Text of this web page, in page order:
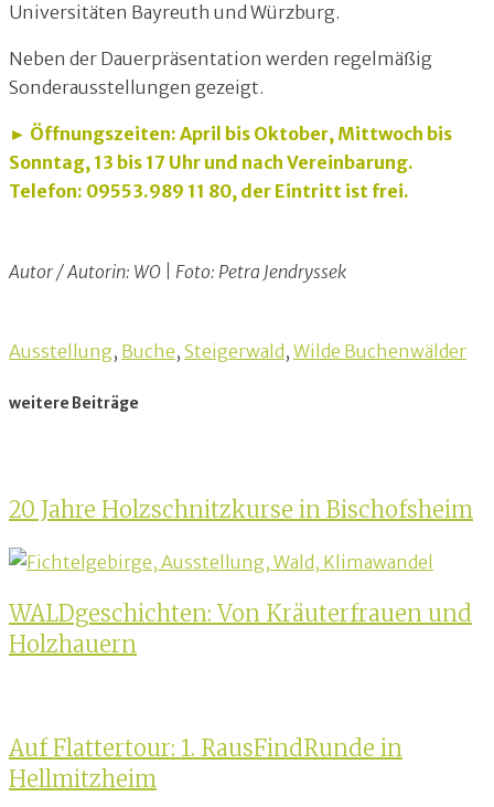
Universitäten Bayreuth und Würzburg.
Neben der Dauerpräsentation werden regelmäßig
Sonderausstellungen gezeigt.
► Öffnungszeiten: April bis Oktober, Mittwoch bis
Sonntag, 13 bis 17 Uhr und nach Vereinbarung.
Telefon: 09553.989 11 80, der Eintritt ist frei.
Autor / Autorin: WO | Foto: Petra Jendryssek
Ausstellung, Buche, Steigerwald , Wilde Buchenwälder
weitere Beiträge
20 Jahre Holzschnitzkurse in Bischofsheim
WALDgeschichten: Von Kräuterfrauen und
Holzhauern
Auf Flattertour: 1. RausFindRunde in
Hellmitzheim